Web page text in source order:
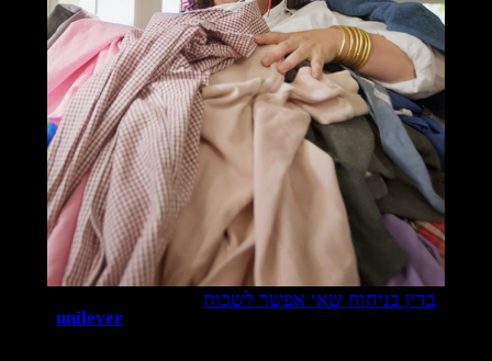
unilever
בדין בניחוח שאי אפשר לשכוח